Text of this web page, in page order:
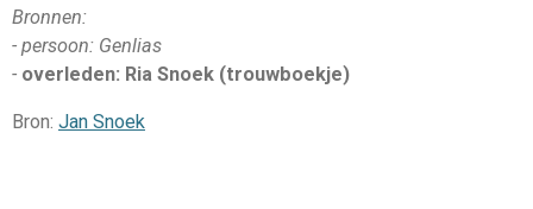
Bronnen:
- persoon: Genlias
- overleden: Ria Snoek (trouwboekje)
Bron: Jan Snoek